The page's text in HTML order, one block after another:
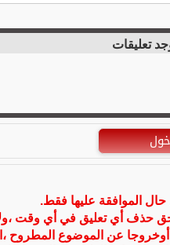
تعليقات
الموافقة عليها فقط.
بحق حذف أي تعليق في أي وقت
عن الموضوع المطروح